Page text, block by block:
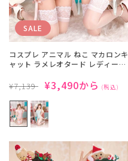
SALE
コスプレ アニマル ねこ マカロンキ
ャット ラメレオタード レディース
通
常
価
格
¥7,139 SALE
価
格
¥3,490から (税込)